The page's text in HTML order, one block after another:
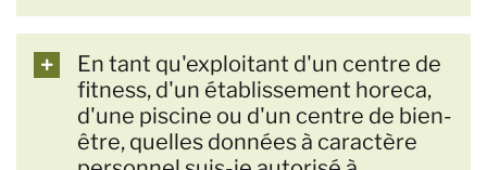
En tant qu'exploitant d'un centre de
fitness, d'un établissement horeca,
d'une piscine ou d'un centre de bien-
être, quelles données à caractère